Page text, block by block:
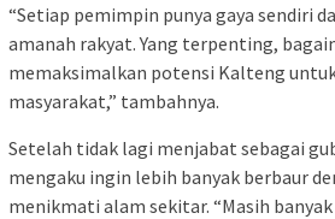
“Setiap pemimpin punya gaya sendiri
amanah rakyat. Yang terpenting,
memaksimalkan potensi Kalteng
masyarakat,” tambahnya.
Setelah tidak lagi menjabat sebagai
mengaku ingin lebih banyak berbaur
menikmati alam sekitar. “Masih